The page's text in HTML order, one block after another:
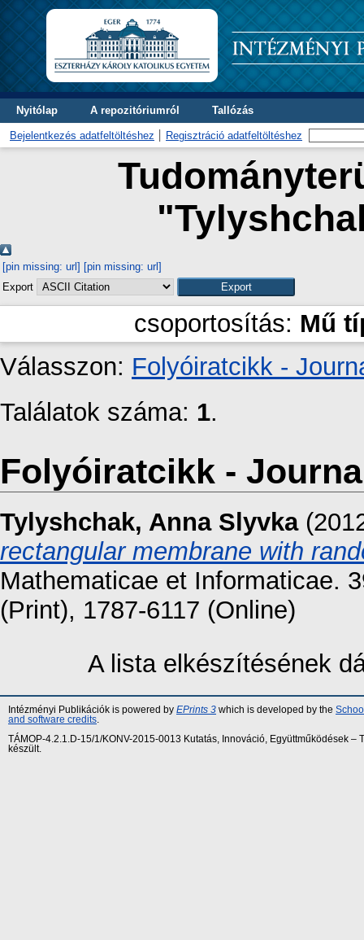
Nyitólap A repozitóriumról Tallózás
Bejelentkezés adatfeltöltéshez Regisztráció adatfeltöltéshez
"
[pin missing: url] [pin missing: url]
Export
csoportosítás: Mű
Válasszon: Folyóiratcikk -
Találatok száma: 1.
Folyóiratcikk -
Tylyshchak, Anna Slyvka
rectangular membrane with
Mathematicae et Informaticae.
(Print), 1787-6117 (Online)
A lista elkészítésének
Intézményi Publikációk is powered by EPrints 3 which is developed by the
and software credits
TÁMOP-4.2.1.D-15/1/KONV-2015-0013 Kutatás, Innováció, Együttműködések
készült.